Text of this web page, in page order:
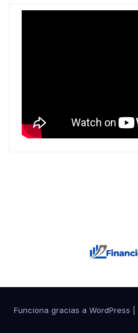
Funciona gracias a WordPress